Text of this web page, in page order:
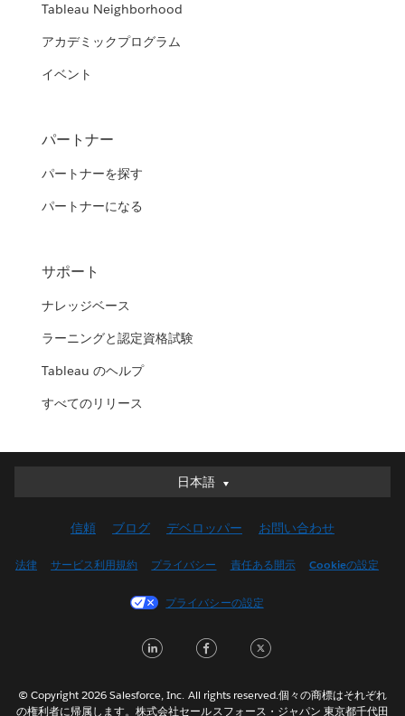
Tableau Neighborhood
アカデミックプログラム
イベント
パートナー
パートナーを探す
パートナーになる
サポート
ナレッジベース
ラーニングと認定資格試験
Tableau のヘルプ
すべてのリリース
日本語
日本語
English (UK)
Français (Canada)
Italiano
Nederlands
信頼 ブログ デベロッパー お問い合わせ
法律 サービス利用規約 プライバシー 責任ある開示 Cookieの設定
プライバシーの設定
LinkedInFacebook
© Copyright 2026 Salesforce, Inc. All rights reserved.個々の商標はそれぞれ
の権利者に帰属します。株式会社セールスフォース・ジャパン 東京都千代田